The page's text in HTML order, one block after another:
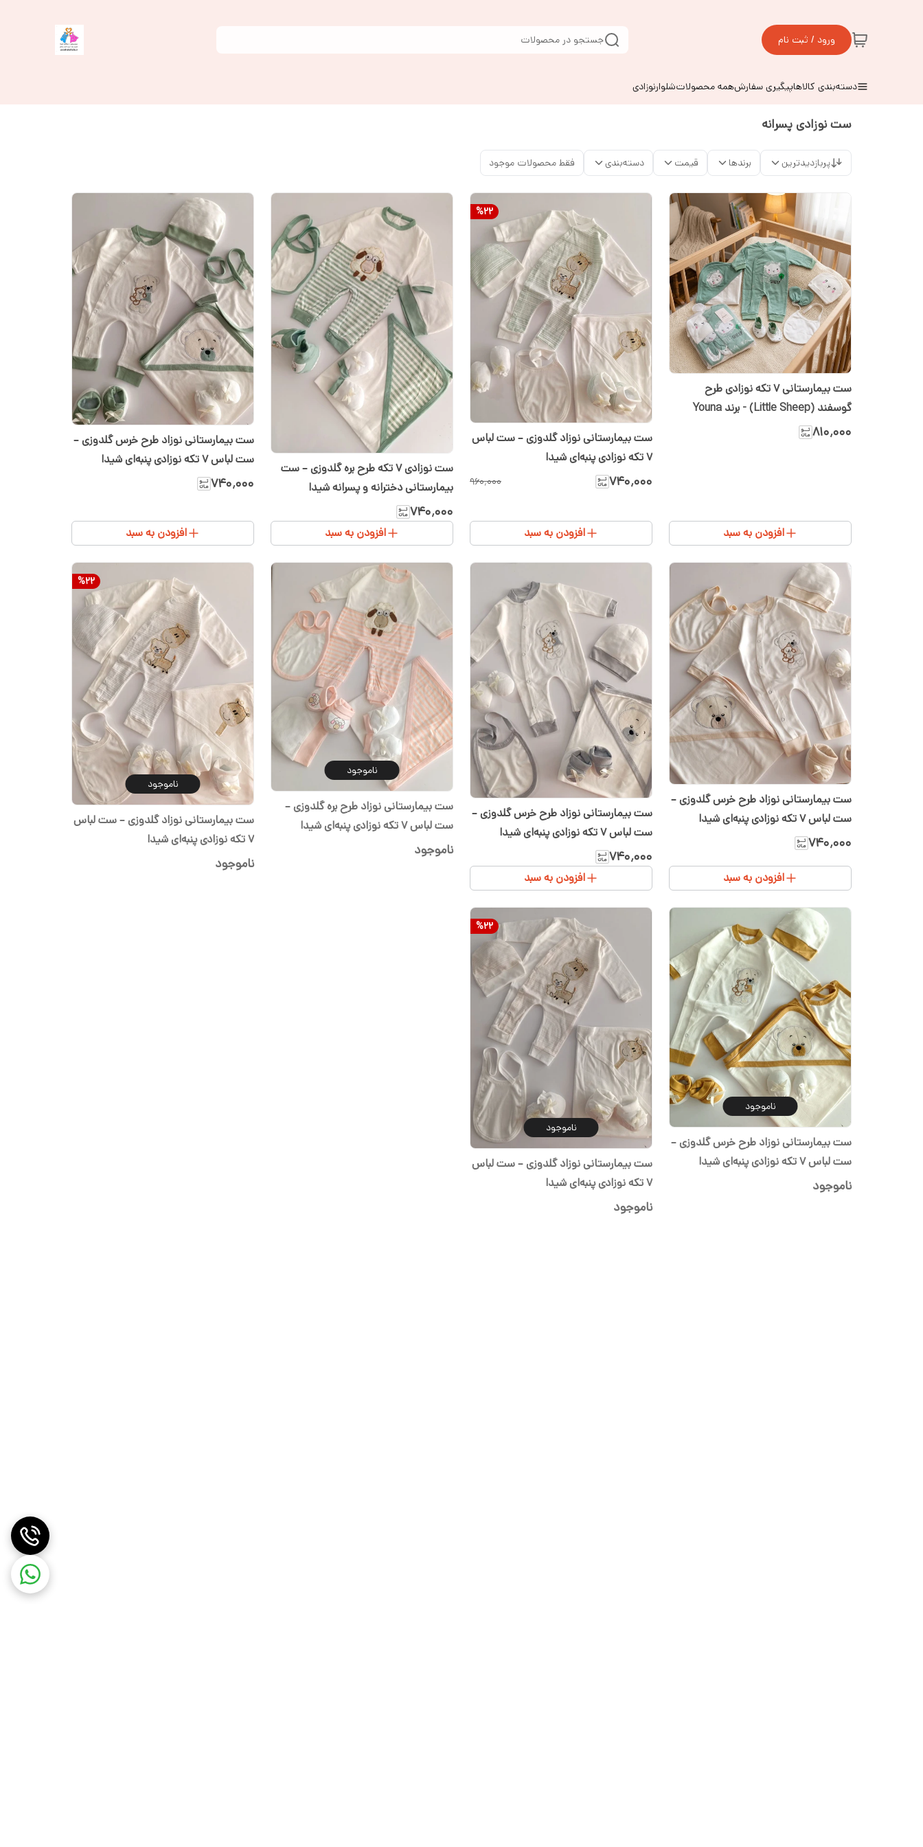
ورود / ثبت نام جستجو در محصولات
دسته‌بندی کالاهاپیگیری سفارشهمه محصولاتشلوارنوزادی
ست نوزادی پسرانه
پربازدیدترین برندها قیمت دسته‌بندی فقط محصولات موجود
ست بیمارستانی ۷ تکه نوزادی طرح
گوسفند (Little Sheep) - برند Youna
۸۱۰٬۰۰۰
افزودن به سبد
%22
ست بیمارستانی نوزاد گلدوزی – ست لباس
۷ تکه نوزادی پنبه‌ای شیدا
۷۴۰٬۰۰۰ ۹۶۰٬۰۰۰
افزودن به سبد
ست نوزادی ۷ تکه طرح بره گلدوزی – ست
بیمارستانی دخترانه و پسرانه شیدا
۷۴۰٬۰۰۰
افزودن به سبد
ست بیمارستانی نوزاد طرح خرس گلدوزی –
ست لباس ۷ تکه نوزادی پنبه‌ای شیدا
۷۴۰٬۰۰۰
افزودن به سبد
ست بیمارستانی نوزاد طرح خرس گلدوزی –
ست لباس ۷ تکه نوزادی پنبه‌ای شیدا
۷۴۰٬۰۰۰
افزودن به سبد
ست بیمارستانی نوزاد طرح خرس گلدوزی –
ست لباس ۷ تکه نوزادی پنبه‌ای شیدا
۷۴۰٬۰۰۰
افزودن به سبد
ناموجود
ست بیمارستانی نوزاد طرح بره گلدوزی –
ست لباس ۷ تکه نوزادی پنبه‌ای شیدا
ناموجود
%22
ناموجود
ست بیمارستانی نوزاد گلدوزی – ست لباس
۷ تکه نوزادی پنبه‌ای شیدا
ناموجود
ناموجود
ست بیمارستانی نوزاد طرح خرس گلدوزی –
ست لباس ۷ تکه نوزادی پنبه‌ای شیدا
ناموجود
%22
ناموجود
ست بیمارستانی نوزاد گلدوزی – ست لباس
۷ تکه نوزادی پنبه‌ای شیدا
ناموجود